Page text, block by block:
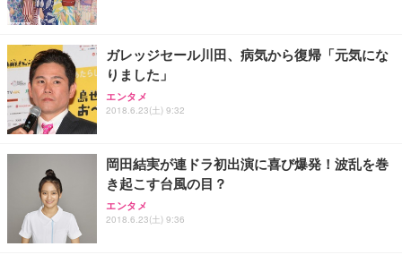
務用 おしゃれ パソコンチェア (ホワイト)
ANDWINT オフィスチェア デスクチェア 肘なし メ
ッシュ 通気性 ランバーサポート付き 腰サポート ガ
ス圧無段階昇降 360度回転 キャスター付き コンパク
【MiniLED/24.5inch/280Hz/FHD】GRAPHT THE S
HOOTER Gaming Monitor 24” Essential ゲーミン
グモニター QD 24.5インチ 1ms FHD 量子ドット 残
アイリスオーヤマ ペットシーツ 超厚型 お徳用 レギ
ュラー 200枚入【Amazon.co.jp限定】
ガレッジセール川田、病気から復帰「元気にな
りました」
エンタメ
2018.6.23(土) 9:32
岡田結実が連ドラ初出演に喜び爆発！波乱を巻
き起こす台風の目？
エンタメ
2018.6.23(土) 9:36